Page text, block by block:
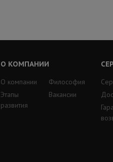
О КОМПАНИИ
О компании
Этапы
развития
Философия
Вакансии